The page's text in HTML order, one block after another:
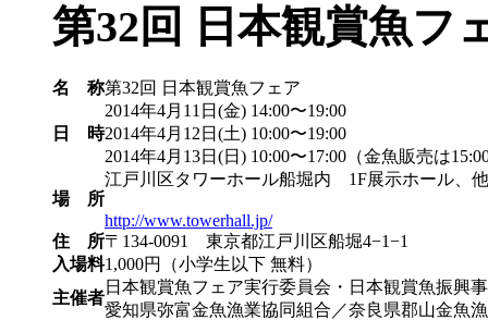
第32回 日本観賞魚
名 称第32回 日本観賞魚フェア
日 時
2014年4月11日(金) 14:00〜19:00
2014年4月12日(土) 10:00〜19:00
2014年4月13日(日) 10:00〜17:00（金魚販売は
場 所
江戸川区タワーホール船堀内 1F展示ホール、他
http://www.towerhall.jp/
住 所〒134-0091 東京都江戸川区船堀4−1−1
入場料1,000円（小学生以下 無料）
主催者
日本観賞魚フェア実行委員会・日本観賞魚振興
愛知県弥富金魚漁業協同組合／奈良県郡山金魚